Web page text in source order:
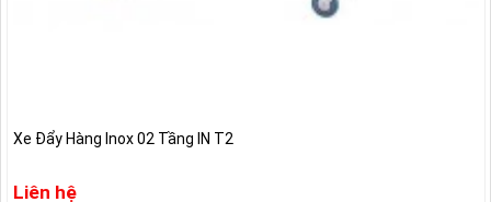
Xe Đẩy Hàng Inox 02 Tầng IN T2
Liên hệ